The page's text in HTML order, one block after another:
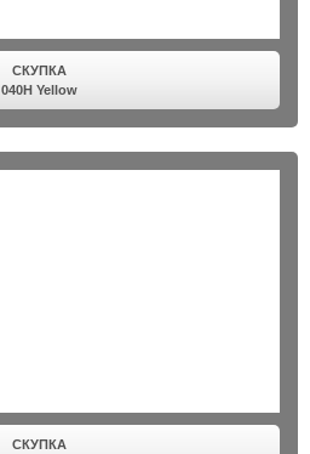
СКУПКА
040H Yellow
СКУПКА